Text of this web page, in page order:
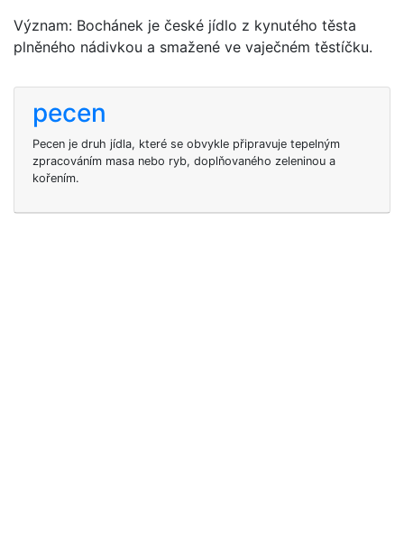
Význam: Bochánek je české jídlo z kynutého těsta
plněného nádivkou a smažené ve vaječném těstíčku.
pecen
Pecen je druh jídla, které se obvykle připravuje tepelným
zpracováním masa nebo ryb, doplňovaného zeleninou a
kořením.